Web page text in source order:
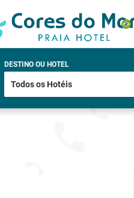
DESTINO OU HOTEL